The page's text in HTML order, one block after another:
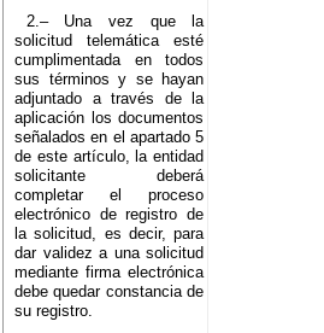
2.– Una vez que la
solicitud telemática esté
cumplimentada en todos
sus términos y se hayan
adjuntado a través de la
aplicación los documentos
señalados en el apartado 5
de este artículo, la entidad
solicitante deberá
completar el proceso
electrónico de registro de
la solicitud, es decir, para
dar validez a una solicitud
mediante firma electrónica
debe quedar constancia de
su registro.